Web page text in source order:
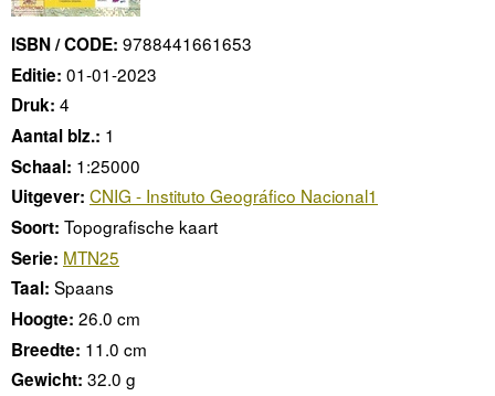
ISBN / CODE: 9788441661653
Editie: 01-01-2023
Druk: 4
Aantal blz.: 1
Schaal: 1:25000
Uitgever: CNIG - Instituto Geográfico Nacional1
Soort: Topografische kaart
Serie: MTN25
Taal: Spaans
Hoogte: 26.0 cm
Breedte: 11.0 cm
Gewicht: 32.0 g